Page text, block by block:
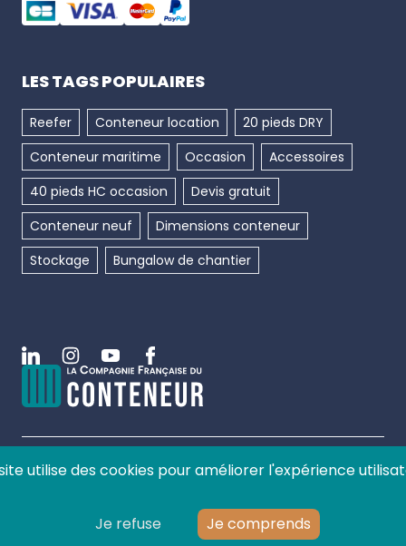
LES TAGS POPULAIRES
Reefer Conteneur location
20 pieds DRY
Conteneur maritime
Occasion
Accessoires
40 pieds HC occasion
Devis gratuit
Conteneur neuf
Dimensions conteneur
Stockage
Bungalow de chantier
LinkedinInstagramYoutubeFacebook
©2026La compagnie française du conteneur, tous
utilise des cookies pour améliorer l'expérience
Je refuse Je comprends